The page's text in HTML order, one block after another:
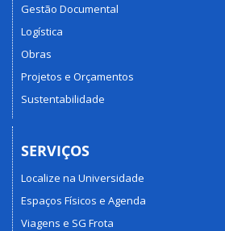
Gestão Documental
Logística
Obras
Projetos e Orçamentos
Sustentabilidade
SERVIÇOS
Localize na Universidade
Espaços Físicos e Agenda
Viagens e SG Frota